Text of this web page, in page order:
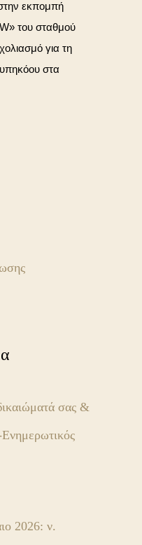
εκπομπή
του σταθμού
για τη
στα
σας &
2026: ν.